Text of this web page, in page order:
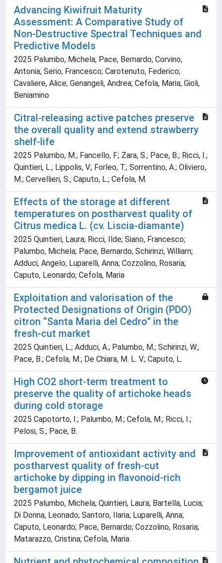
Advancing Kiwifruit Maturity
Assessment: A Comparative Study of
Non-Destructive Spectral Techniques and
Predictive Models
2025 Palumbo, Michela; Pace, Bernardo; Corvino,
Antonia; Serio, Francesco; Carotenuto, Federico;
Cavaliere, Alice; Genangeli, Andrea; Cefola, Maria; Gioli,
Beniamino
Citral-releasing active patches preserve
the overall quality and extend strawberry
shelf-life
2025 Palumbo, M.; Fancello, F.; Zara, S.; Pace, B.; Ricci, I.;
Quintieri, L.; Lippolis, V.; Forleo, T.; Sorrentino, A.; Oliviero,
M.; Cervellieri, S.; Caputo, L.; Cefola, M.
Effects of the storage at different
temperatures on postharvest quality of
Citrus medica L. (cv. Liscia-diamante)
2025 Quintieri, Laura; Ricci, Ilde; Siano, Francesco;
Palumbo, Michela; Pace, Bernardo; Schirinzi, William;
Adduci, Angelo; Luparelli, Anna; Cozzolino, Rosaria;
Caputo, Leonardo; Cefola, Maria
Exploitation and valorisation of the
Protected Designations of Origin (PDO)
citron “Santa Maria del Cedro” in the
fresh-cut market
2025 Quintieri, L.; Adduci, A.; Palumbo, M.; Schirinzi, W.;
Pace, B.; Cefola, M.; De Chiara, M. L. V.; Caputo, L.
High CO2 short-term treatment to
preserve the quality of artichoke heads
during cold storage
2025 Capotorto, I.; Palumbo, M.; Cefola, M.; Ricci, I.;
Pelosi, S.; Pace, B.
Improvement of antioxidant activity and
postharvest quality of fresh-cut
artichoke by dipping in flavonoid-rich
bergamot juice
2025 Palumbo, Michela; Quintieri, Laura; Bartella, Lucia;
Di Donna, Leonado; Santoro, Ilaria; Luparelli, Anna;
Caputo, Leonardo; Pace, Bernardo; Cozzolino, Rosaria;
Matarazzo, Cristina; Cefola, Maria